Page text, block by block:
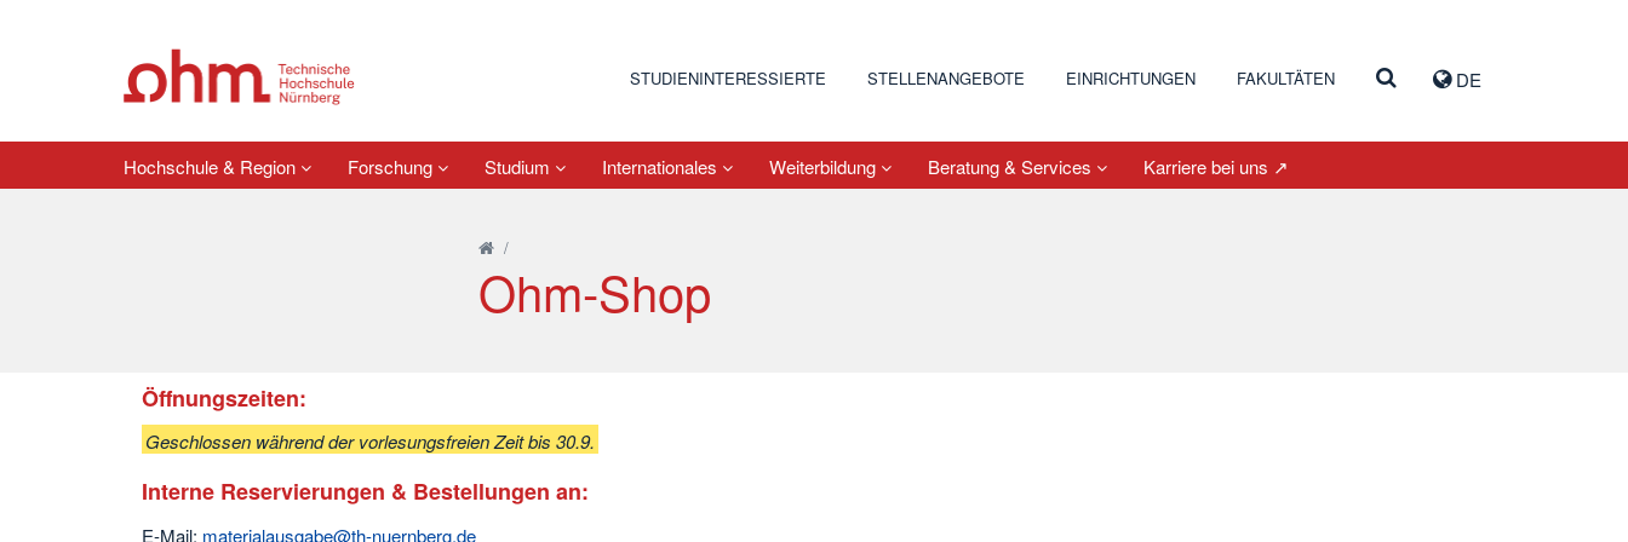
DE
STUDIENINTERESSIERTE STELLENANGEBOTE EINRICHTUNGEN FAKULTÄTEN
Hochschule & Region Forschung Studium Internationales Weiterbildung Beratung & Services Karriere bei uns ↗
/
Ohm-Shop
Öffnungszeiten:
Geschlossen während der vorlesungsfreien Zeit bis 30.9.
Interne Reservierungen & Bestellungen an:
E-Mail: materialausgabe@th-nuernberg.de